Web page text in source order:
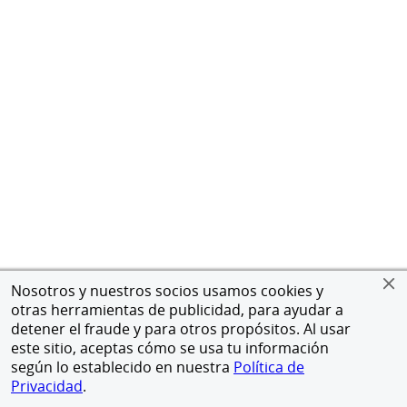
Nosotros y nuestros socios usamos cookies y
otras herramientas de publicidad, para ayudar a
detener el fraude y para otros propósitos. Al usar
este sitio, aceptas cómo se usa tu información
según lo establecido en nuestra Política de
Privacidad.